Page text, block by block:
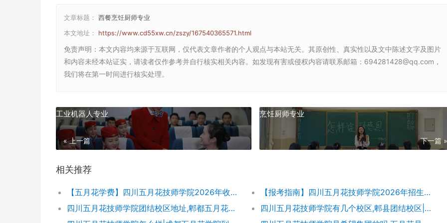
文章标题： 西餐烹饪厨师专业
本文地址： https://www.cd55xw.cn/zszy/167540365571.html
免责声明 ：本文内容均来源于互联网，仅代表文章作者的个人观点与本站无关。其原创性、真实性以及文中陈述文字及图片
和内容未经本站证实，请读者仅作参考并自行核实相关内容。如发现有害或侵权内容请联系邮箱：694281428@qq.com，
我们将在第一时间进行核实处理。
工业机器人专业
« 上一篇
烹饪厨师专业
下一篇 »
相关推荐
【五月花学费】四川五月花技师学院2026年收费标准及招生专业
【报考指南】四川五月花技师学院2026年招生简章及学费表
四川五月花技师学院团结校区地址,郫都五月花校园环境好不好
四川五月花技师学院有几个校区,郫县团结校区|金堂校区|康定分校